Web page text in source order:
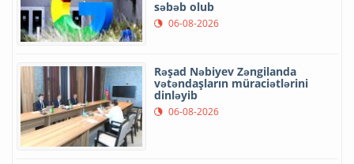
səbəb olub
06-08-2026
Rəşad Nəbiyev Zəngilanda
vətəndaşların müraciətlərini
dinləyib
06-08-2026